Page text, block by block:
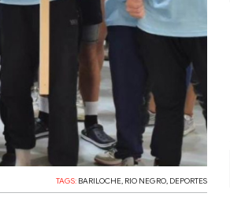
TAGS: BARILOCHE, RIO NEGRO, DEPORTES